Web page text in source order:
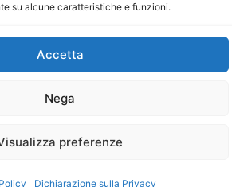
su alcune caratteristiche e funzioni.
Accetta
Nega
preferenze
Dichiarazione sulla Privacy